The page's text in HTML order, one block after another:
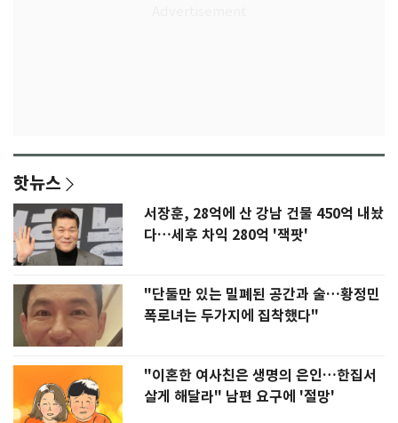
핫뉴스
서장훈, 28억에 산 강남 건물 450억 내놨
다…세후 차익 280억 '잭팟'
"단둘만 있는 밀폐된 공간과 술…황정민
폭로녀는 두가지에 집착했다"
"이혼한 여사친은 생명의 은인…한집서
살게 해달라" 남편 요구에 '절망'